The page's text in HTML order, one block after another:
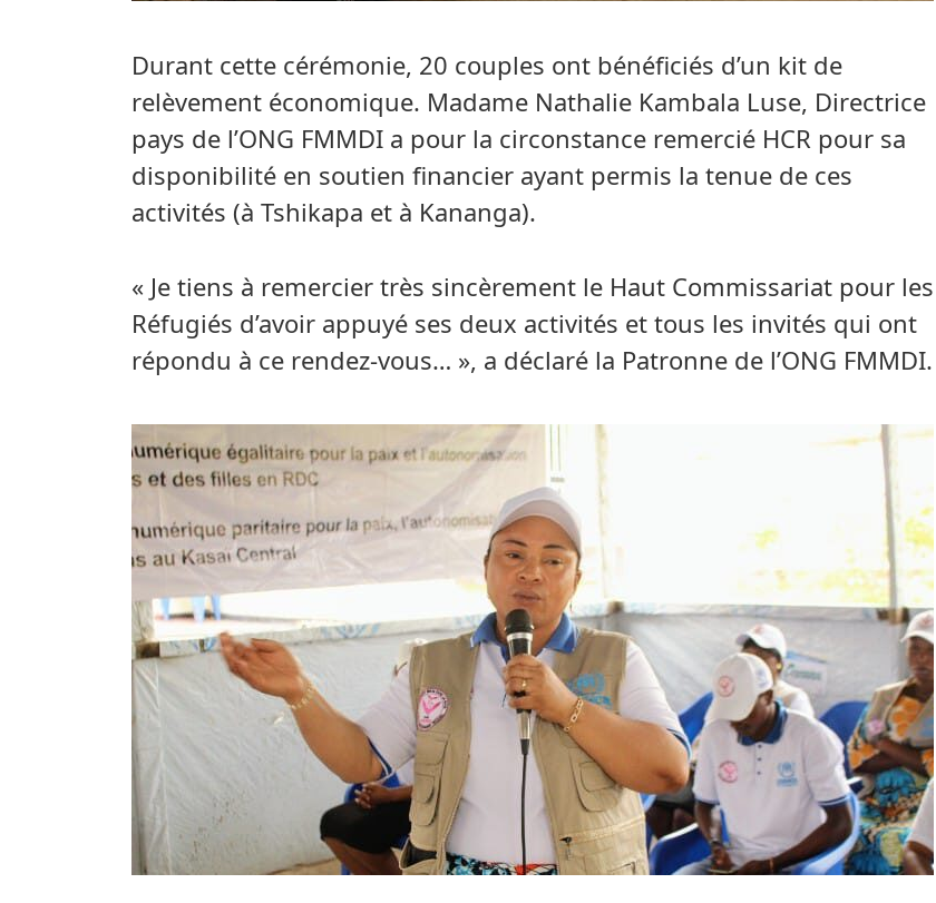
Durant cette cérémonie, 20 couples ont bénéficiés d’un kit de
relèvement économique. Madame Nathalie Kambala Luse, Directrice
pays de l’ONG FMMDI a pour la circonstance remercié HCR pour sa
disponibilité en soutien financier ayant permis la tenue de ces
activités (à Tshikapa et à Kananga).
« Je tiens à remercier très sincèrement le Haut Commissariat pour les
Réfugiés d’avoir appuyé ses deux activités et tous les invités qui ont
répondu à ce rendez-vous… », a déclaré la Patronne de l’ONG FMMDI.